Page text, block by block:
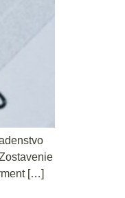
[…]